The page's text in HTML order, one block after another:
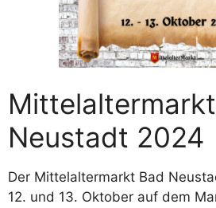
Neustadt 2024
Der Mittelaltermarkt Bad
12. und 13. Oktober auf dem